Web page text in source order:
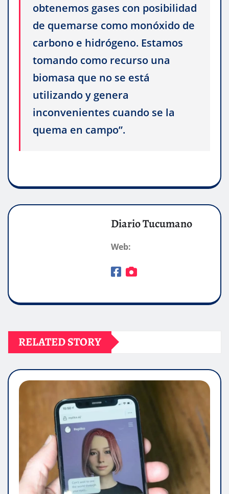
obtenemos gases con posibilidad
de quemarse como monóxido de
carbono e hidrógeno. Estamos
tomando como recurso una
biomasa que no se está
utilizando y genera
inconvenientes cuando se la
quema en campo”.
Diario Tucumano
Web:
RELATED STORY